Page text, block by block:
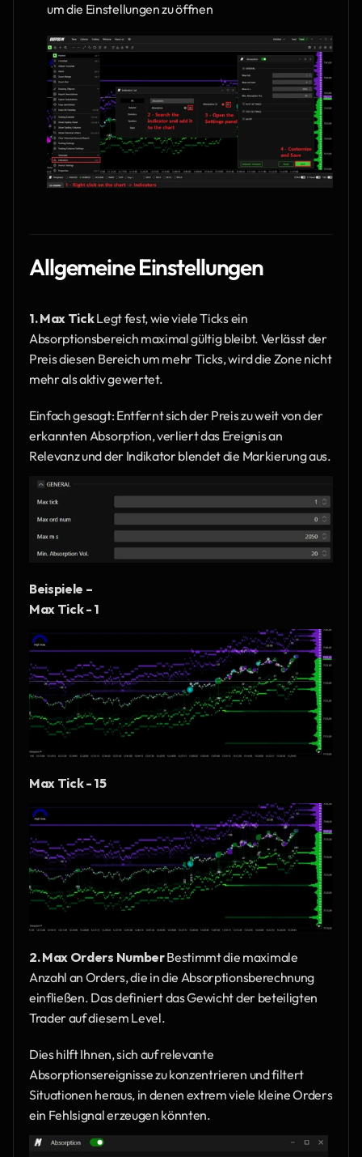
um die Einstellungen zu öffnen
Allgemeine Einstellungen
1. Max Tick Legt fest, wie viele Ticks ein
Absorptionsbereich maximal gültig bleibt. Verlässt der
Preis diesen Bereich um mehr Ticks, wird die Zone nicht
mehr als aktiv gewertet.
Einfach gesagt: Entfernt sich der Preis zu weit von der
erkannten Absorption, verliert das Ereignis an
Relevanz und der Indikator blendet die Markierung aus.
Beispiele –
Max Tick - 1
Max Tick - 15
2. Max Orders Number Bestimmt die maximale
Anzahl an Orders, die in die Absorptionsberechnung
einfließen. Das definiert das Gewicht der beteiligten
Trader auf diesem Level.
Dies hilft Ihnen, sich auf relevante
Absorptionsereignisse zu konzentrieren und filtert
Situationen heraus, in denen extrem viele kleine Orders
ein Fehlsignal erzeugen könnten.